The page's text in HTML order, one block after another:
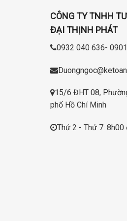
CÔNG TY TNHH
ĐẠI THỊNH PHÁT
0932 040 636-
15/6 ĐHT 08,
phố Hồ Chí Minh
Thứ 2 - Thứ 7: 8h00